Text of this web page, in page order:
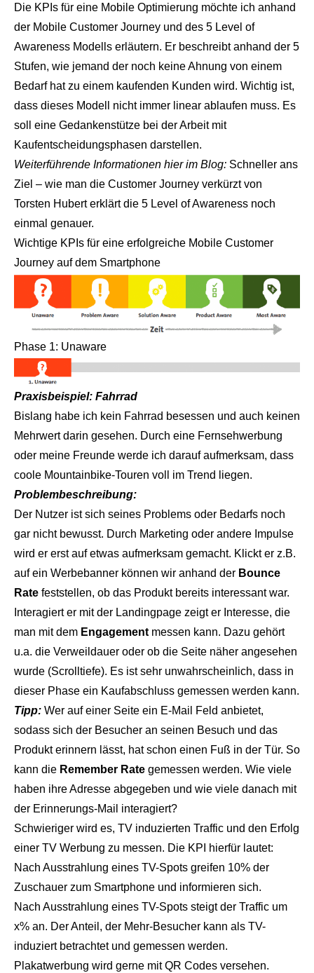
Die KPIs für eine Mobile Optimierung möchte ich anhand
der Mobile Customer Journey und des 5 Level of
Awareness Modells erläutern. Er beschreibt anhand der 5
Stufen, wie jemand der noch keine Ahnung von einem
Bedarf hat zu einem kaufenden Kunden wird. Wichtig ist,
dass dieses Modell nicht immer linear ablaufen muss. Es
soll eine Gedankenstütze bei der Arbeit mit
Kaufentscheidungsphasen darstellen.
Weiterführende Informationen hier im Blog: Schneller ans
Ziel – wie man die Customer Journey verkürztvon
Torsten Hubert erklärt die 5 Level of Awareness noch
einmal genauer.
Wichtige KPIs für eine erfolgreiche Mobile Customer
Journey auf dem Smartphone
Phase 1: Unaware
Praxisbeispiel: Fahrrad
Bislang habe ich kein Fahrrad besessen und auch keinen
Mehrwert darin gesehen. Durch eine Fernsehwerbung
oder meine Freunde werde ich darauf aufmerksam, dass
coole Mountainbike-Touren voll im Trend liegen.
Problembeschreibung:
Der Nutzer ist sich seines Problems oder Bedarfs noch
gar nicht bewusst. Durch Marketing oder andere Impulse
wird er erst auf etwas aufmerksam gemacht. Klickt er z.B.
auf ein Werbebanner können wir anhand der Bounce
Rate feststellen, ob das Produkt bereits interessant war.
Interagiert er mit der Landingpage zeigt er Interesse, die
man mit dem Engagement messen kann. Dazu gehört
u.a. die Verweildauer oder ob die Seite näher angesehen
wurde (Scrolltiefe). Es ist sehr unwahrscheinlich, dass in
dieser Phase ein Kaufabschluss gemessen werden kann.
Tipp: Wer auf einer Seite ein E-Mail Feld anbietet,
sodass sich der Besucher an seinen Besuch und das
Produkt erinnern lässt, hat schon einen Fuß in der Tür. So
kann die Remember Rate gemessen werden. Wie viele
haben ihre Adresse abgegeben und wie viele danach mit
der Erinnerungs-Mail interagiert?
Schwieriger wird es, TV induzierten Traffic und den Erfolg
einer TV Werbung zu messen. Die KPI hierfür lautet:
Nach Ausstrahlung eines TV-Spots greifen 10% der
Zuschauer zum Smartphone und informieren sich.
Nach Ausstrahlung eines TV-Spots steigt der Traffic um
x% an. Der Anteil, der Mehr-Besucher kann als TV-
induziert betrachtet und gemessen werden.
Plakatwerbung wird gerne mit QR Codes versehen.